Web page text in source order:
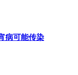
病可能传染